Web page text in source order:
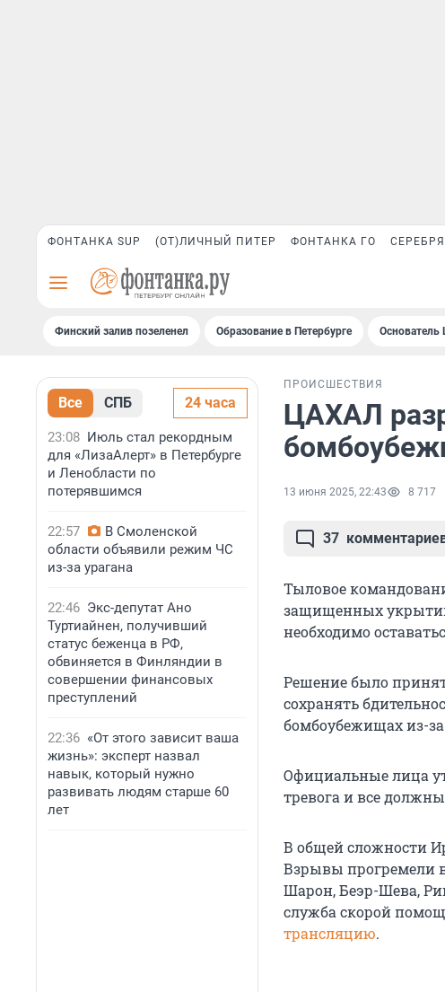
ФОНТАНКА SUP (ОТ)ЛИЧНЫЙ ПИТЕР ФОНТАНКА ГО
Финский залив позеленел Образование в Петербурге Основатель
Все СПБ 24 часа
23:08 Июль стал рекордным
для «ЛизаАлерт» в Петербурге
и Ленобласти по
потерявшимся
22:57
В Смоленской
области объявили режим ЧС
из-за урагана
22:46 Экс-депутат Ано
Туртиайнен, получивший
статус беженца в РФ,
обвиняется в Финляндии в
совершении финансовых
преступлений
22:36 «От этого зависит ваша
жизнь»: эксперт назвал
навык, который нужно
развивать людям старше 60
лет
ПРОИСШЕСТВИЯ
ЦАХАЛ
13 июня 2025, 22:43 8 717
37
Тыловое
защищенных
необходимо
Решение было
сохранять
бомбоубежищах из-
Официальные лица
тревога и все
В общей сложности
Взрывы прогремели
Шарон, Беэр-Шева,
служба скорой
трансляцию.